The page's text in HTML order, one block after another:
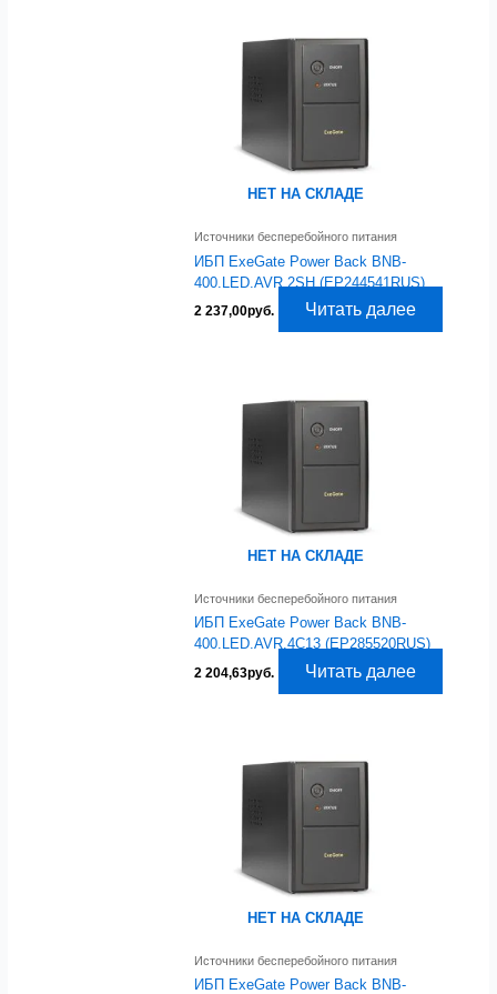
НЕТ НА СКЛАДЕ
Источники бесперебойного питания
ИБП ExeGate Power Back BNB-
400.LED.AVR.2SH (EP244541RUS)
2 237,00руб. Читать далее
НЕТ НА СКЛАДЕ
Источники бесперебойного питания
ИБП ExeGate Power Back BNB-
400.LED.AVR.4C13 (EP285520RUS)
2 204,63руб. Читать далее
НЕТ НА СКЛАДЕ
Источники бесперебойного питания
ИБП ExeGate Power Back BNB-